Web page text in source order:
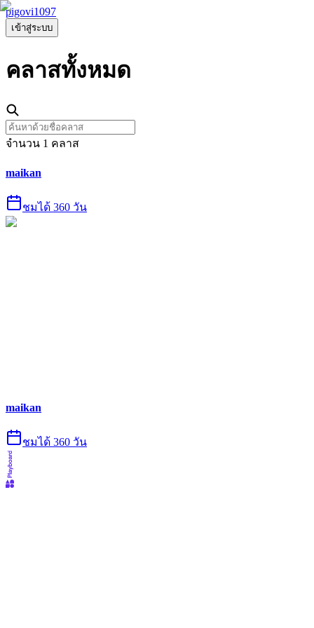
pigovi1097
เข้าสู่ระบบ
คลาสทั้งหมด
จำนวน 1 คลาส
maikan
ชมได้ 360 วัน
maikan
ชมได้ 360 วัน